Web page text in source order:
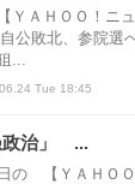
ＡＨＯＯ！ニ
敗北、参院
...
Tue 18:45
治」 ...
の 【ＹＡＨＯ